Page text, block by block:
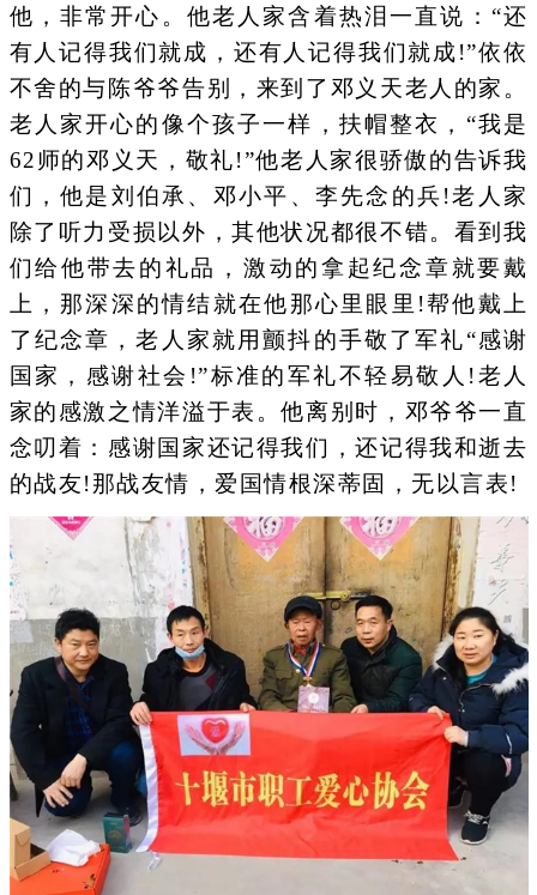
他，非常开心。他老人家含着热泪一直说：“还
有人记得我们就成，还有人记得我们就成!”依依
不舍的与陈爷爷告别，来到了邓义天老人的家。
老人家开心的像个孩子一样，扶帽整衣，“我是
62师的邓义天，敬礼!”他老人家很骄傲的告诉我
们，他是刘伯承、邓小平、李先念的兵!老人家
除了听力受损以外，其他状况都很不错。看到我
们给他带去的礼品，激动的拿起纪念章就要戴
上，那深深的情结就在他那心里眼里!帮他戴上
了纪念章，老人家就用颤抖的手敬了军礼“感谢
国家，感谢社会!”标准的军礼不轻易敬人!老人
家的感激之情洋溢于表。他离别时，邓爷爷一直
念叨着：感谢国家还记得我们，还记得我和逝去
的战友!那战友情，爱国情根深蒂固，无以言表!